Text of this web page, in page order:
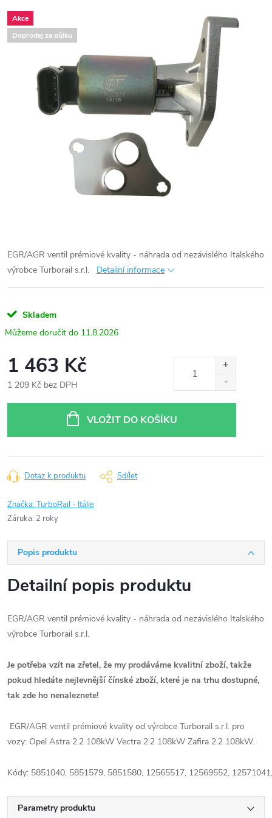
Akce
Doprodej za půlku
EGR/AGR ventil prémiové kvality - náhrada od nezávislého Italského
výrobce Turborail s.r.l.
Detailní informace
Skladem
11.8.2026
1 463 Kč
1 209 Kč bez DPH
VLOŽIT DO KOŠÍKU
Dotaz k produktu Sdílet
Značka:TurboRail - Itálie
Záruka: 2 roky
Popis produktu
Detailní popis produktu
EGR/AGR ventil prémiové kvality - náhrada od nezávislého Italského
výrobce Turborail s.r.l.
Je potřeba vzít na zřetel, že my prodáváme kvalitní zboží, takže
pokud hledáte nejlevnější čínské zboží, které je na trhu dostupné,
tak zde ho nenaleznete!
EGR/AGR ventil prémiové kvality od výrobce Turborail s.r.l. pro
vozy: Opel Astra 2.2 108kW Vectra 2.2 108kW Zafira 2.2 108kW.
Kódy: 5851040, 5851579, 5851580, 12565517, 12569552,
Parametry produktu